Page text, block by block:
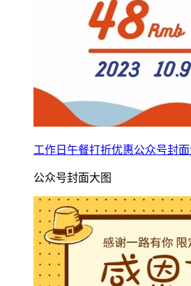
工作日午餐打折优惠公众号封面
公众号封面大图